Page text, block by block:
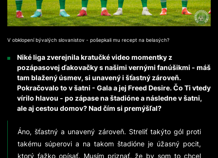
V obklopení bývalých slovanistov - pošepkali mu recept na belasých?
Niké liga zverejnila kratučké video momentky z
pozápasovej ďakovačky s našimi vernými fanúšikmi - máš
tam blažený úsmev, si unavený i šťastný zároveň.
Pokračovalo to v šatni - Gala a jej Freed Desire. Čo Ti vtedy
vírilo hlavou - po zápase na štadióne a následne v šatni,
ale aj cestou domov? Nad čím si premýšľal?
Áno, šťastný a unavený zároveň. Streliť takýto gól proti
takému súperovi a na takom štadióne je úžasný pocit,
ktorý ťažko opísať. Musím priznať, že by som to chcel